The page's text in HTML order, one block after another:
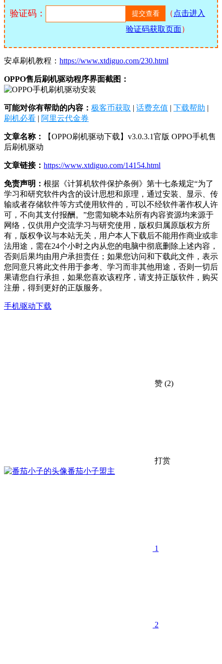
验证码： （ 点击进入
验证码获取页面）
安卓刷机教程： https://www.xtdiguo.com/230.html
OPPO售后刷机驱动程序界面截图：
可能对你有帮助的内容： 极客币获取 | 话费充值 | 下载帮助 |
刷机必看 | 阿里云代金券
文章名称：
【OPPO刷机驱动下载】v3.0.3.1官版 OPPO手机售
后刷机驱动
文章链接： https://www.xtdiguo.com/14154.html
免责声明： 根据《计算机软件保护条例》第十七条规定“为了
学习和研究软件内含的设计思想和原理，通过安装、显示、传
输或者存储软件等方式使用软件的，可以不经软件著作权人许
可，不向其支付报酬。”您需知晓本站所有内容资源均来源于
网络，仅供用户交流学习与研究使用，版权归属原版权方所
有，版权争议与本站无关，用户本人下载后不能用作商业或非
法用途，需在24个小时之内从您的电脑中彻底删除上述内容，
否则后果均由用户承担责任；如果您访问和下载此文件，表示
您同意只将此文件用于参考、学习而非其他用途，否则一切后
果请您自行承担，如果您喜欢该程序，请支持正版软件，购买
注册，得到更好的正版服务。
手机驱动下载
赞 (2)
打赏
番茄小子盟主
1
2